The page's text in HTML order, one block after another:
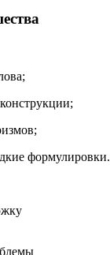
формулировки.